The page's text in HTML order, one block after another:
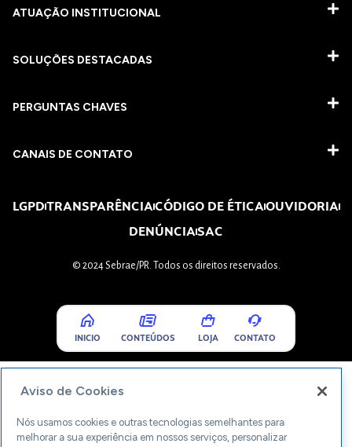
ATUAÇÃO INSTITUCIONAL
SOLUÇÕES DESTACADAS
PERGUNTAS CHAVES​
CANAIS DE CONTATO
LGPDTRANSPARÊNCIACÓDIGO DE ÉTICAOUVIDORIA
DENÚNCIASAC
© 2024 Sebrae/PR. Todos os direitos reservados.
INICIO CONTEÚDOS LOJA CONTATO
Aviso de Cookies
Nós usamos cookies e outras tecnologias semelhantes para
melhorar a sua experiência em nossos serviços, personalizar